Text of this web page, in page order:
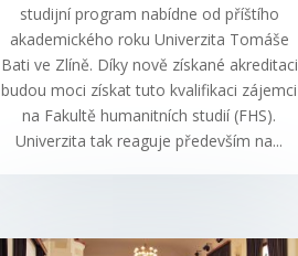
studijní program nabídne od příštího
akademického roku Univerzita Tomáše
Bati ve Zlíně. Díky nově získané akreditaci
budou moci získat tuto kvalifikaci zájemci
na Fakultě humanitních studií (FHS).
Univerzita tak reaguje především na...